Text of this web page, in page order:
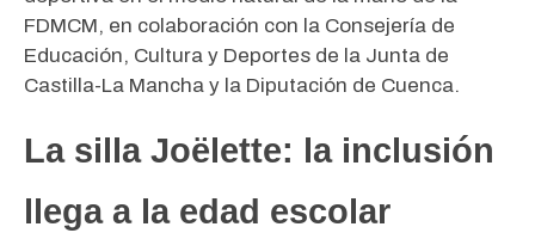
FDMCM, en colaboración con la Consejería de
Educación, Cultura y Deportes de la Junta de
Castilla-La Mancha y la Diputación de Cuenca.
La silla Joëlette: la inclusión
llega a la edad escolar